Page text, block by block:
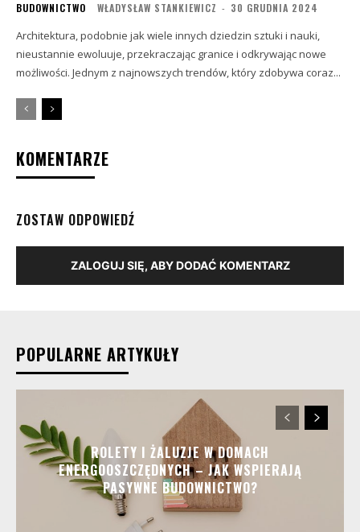
BUDOWNICTWO WŁADYSŁAW STANKIEWICZ - 30 GRUDNIA 2024
Architektura, podobnie jak wiele innych dziedzin sztuki i nauki,
nieustannie ewoluuje, przekraczając granice i odkrywając nowe
możliwości. Jednym z najnowszych trendów, który zdobywa coraz...
KOMENTARZE
ZOSTAW ODPOWIEDŹ
ZALOGUJ SIĘ, ABY DODAĆ KOMENTARZ
POPULARNE ARTYKUŁY
ROLETY I ŻALUZJE W DOMACH
ENERGOOSZCZĘDNYCH – JAK WSPIERAJĄ
PASYWNE BUDOWNICTWO?